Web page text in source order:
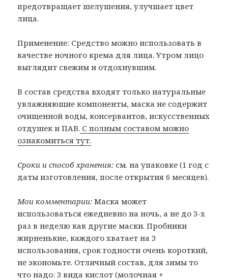
предотвращает шелушения, улучшает цвет
лица.
Применение: Средство можно использовать в
качестве ночного крема для лица. Утром лицо
выглядит свежим и отдохнувшим.
В состав средства входят только натуральные
увлажняющие компоненты, маска не содержит
очищенной воды, консервантов, искусственных
отдушек и ПАВ. С полным составом можно
ознакомиться тут.
Сроки и способ хранения: см. на упаковке (1 год с
даты изготовления, после открытия 6 месяцев).
Мои комментарии: Маска может
использоваться ежедневно на ночь, а не до 3-х
раз в неделю как другие маски. Пробники
жирненькие, каждого хватает на 3
использования, срок годности очень короткий,
не экономьте. Отличный состав, для зимы то
что надо: 3 вида кислот (молочная +